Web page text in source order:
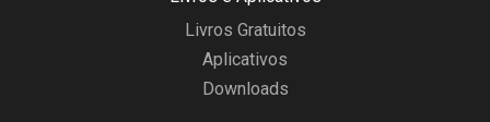
Livros Gratuitos
Aplicativos
Downloads